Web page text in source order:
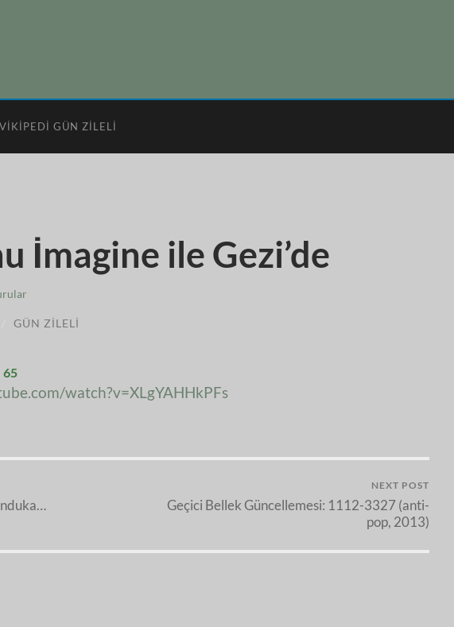
VIKIPEDI GÜN ZILELI
İmagine ile Gezi’de
GÜN ZILELI
65
watch?v=XLgYAHHkPFs
NEXT POST
Geçici Bellek Güncellemesi: 1112-3327 (anti-
pop, 2013)